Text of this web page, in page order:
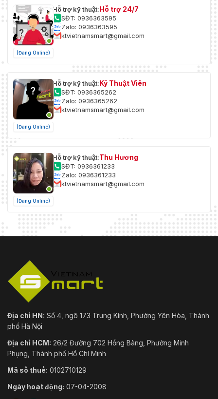
(Đang Online)
Hỗ trợ kỹ thuật:Hỗ trợ 24/7
SĐT: 0936363595
Zalo: 0936363595
ktvietnamsmart@gmail.com
(Đang Online)
Hỗ trợ kỹ thuật:Kỹ Thuật Viên
SĐT: 0936365262
Zalo: 0936365262
ktvietnamsmart@gmail.com
(Đang Online)
Hỗ trợ kỹ thuật:Thu Hương
SĐT: 0936361233
Zalo: 0936361233
ktvietnamsmart@gmail.com
Địa chỉ HN: Số 4, ngõ 173 Trung Kính, Phường Yên Hòa, Thành
phố Hà Nội
Địa chỉ HCM: 26/2 Đường 702 Hồng Bàng, Phường Minh
Phụng, Thành phố Hồ Chí Minh
Mã số thuế: 0102710129
Ngày hoạt động: 07-04-2008